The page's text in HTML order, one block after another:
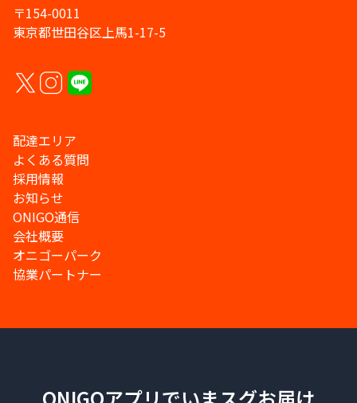
〒154-0011
東京都世田谷区上馬1-17-5
配達エリア
よくある質問
採用情報
お知らせ
ONIGO通信
会社概要
オニゴーパーク
協業パートナー